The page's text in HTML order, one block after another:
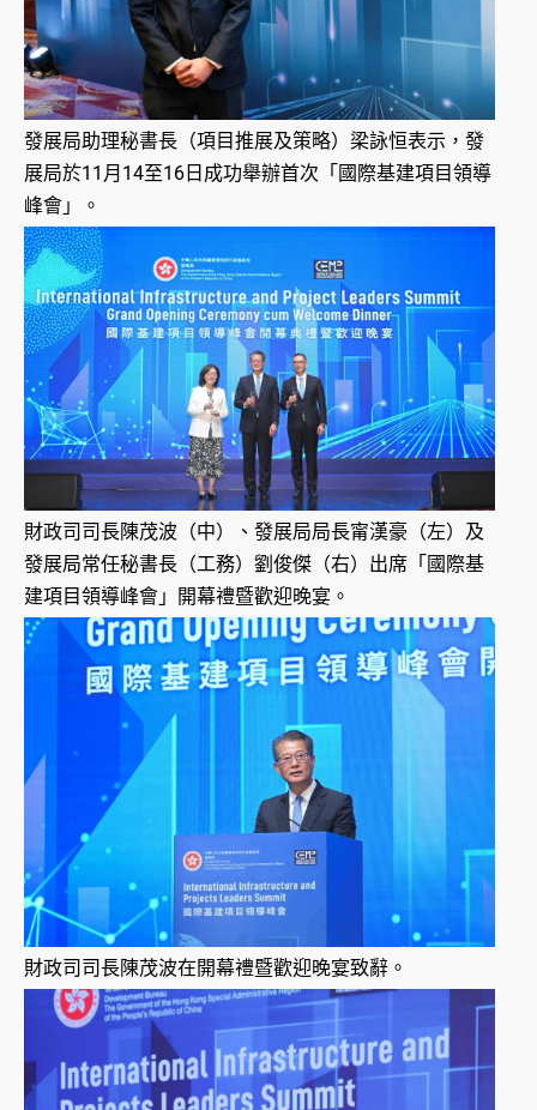
發展局助理秘書長（項目推展及策略）梁詠恒表示，發
展局於11月14至16日成功舉辦首次「國際基建項目領導
峰會」。
財政司司長陳茂波（中）、發展局局長甯漢豪（左）及
發展局常任秘書長（工務）劉俊傑（右）出席「國際基
建項目領導峰會」開幕禮暨歡迎晚宴。
財政司司長陳茂波在開幕禮暨歡迎晚宴致辭。